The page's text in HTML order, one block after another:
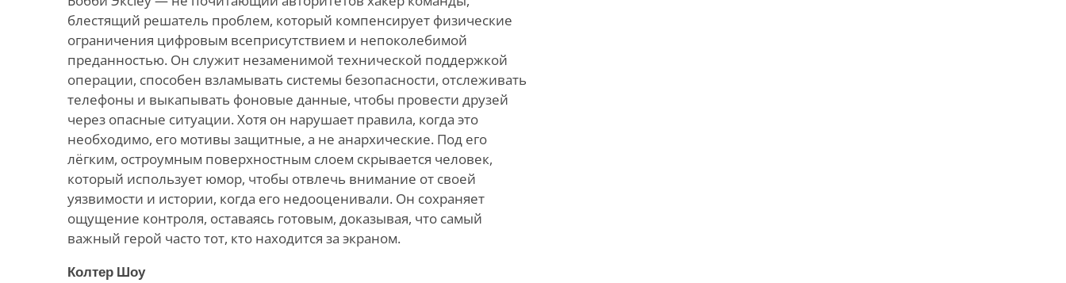
блестящий решатель проблем, который компенсирует физические
ограничения цифровым всеприсутствием и непоколебимой
преданностью. Он служит незаменимой технической поддержкой
операции, способен взламывать системы безопасности, отслеживать
телефоны и выкапывать фоновые данные, чтобы провести друзей
через опасные ситуации. Хотя он нарушает правила, когда это
необходимо, его мотивы защитные, а не анархические. Под его
лёгким, остроумным поверхностным слоем скрывается человек,
который использует юмор, чтобы отвлечь внимание от своей
уязвимости и истории, когда его недооценивали. Он сохраняет
ощущение контроля, оставаясь готовым, доказывая, что самый
важный герой часто тот, кто находится за экраном.
Колтер Шоу